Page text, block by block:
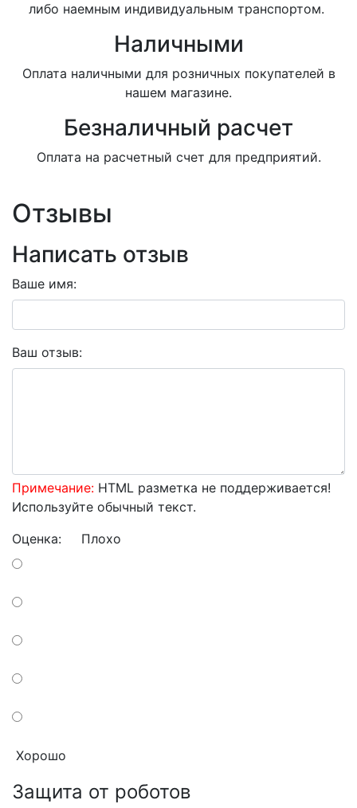
либо наемным индивидуальным транспортом.
Наличными
Оплата наличными для розничных покупателей в
нашем магазине.
Безналичный расчет
Оплата на расчетный счет для предприятий.
Отзывы
Написать отзыв
Ваше имя:
Ваш отзыв:
Примечание: HTML разметка не поддерживается!
Используйте обычный текст.
Оценка: Плохо
Хорошо
Защита от роботов